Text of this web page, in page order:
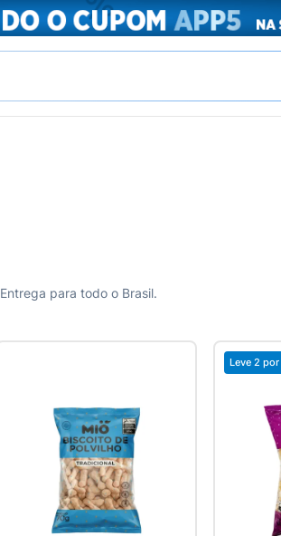
para todo o Brasil.
Leve 2 por